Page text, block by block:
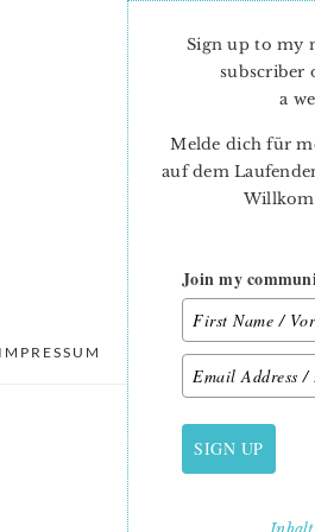
IMPRESSUM DATENSCHUTZ
PRIMARY
SIDEBAR
Sign up to my
subscriber
a
Melde dich für
auf dem
Join my
SIGN UP